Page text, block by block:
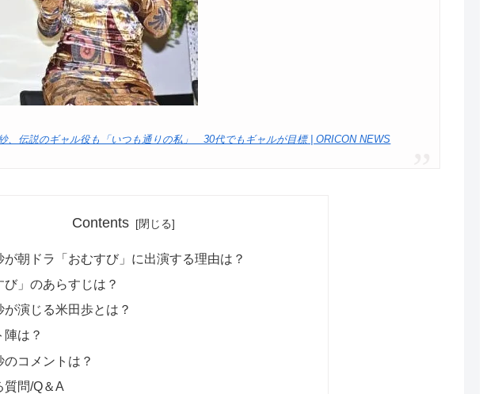
、伝説のギャル役も「いつも通りの私」 30代でもギャルが目標 | ORICON NEWS
Contents
が朝ドラ「おむすび」に出演する理由は？
び」のあらすじは？
が演じる米田歩とは？
陣は？
のコメントは？
質問/Q＆A